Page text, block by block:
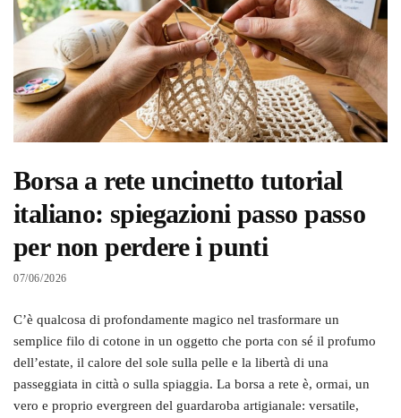
Borsa a rete uncinetto tutorial
italiano: spiegazioni passo passo
per non perdere i punti
07/06/2026
C’è qualcosa di profondamente magico nel trasformare un
semplice filo di cotone in un oggetto che porta con sé il profumo
dell’estate, il calore del sole sulla pelle e la libertà di una
passeggiata in città o sulla spiaggia. La borsa a rete è, ormai, un
vero e proprio evergreen del guardaroba artigianale: versatile,